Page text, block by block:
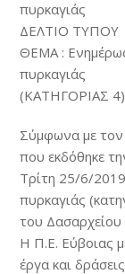
πυρκαγιάς
ΔΕΛΤΙΟ ΤΥΠΟΥ
ΘΕΜΑ :
πυρκαγιάς
(ΚΑΤΗΓΟΡΙΑΣ 4)
Σύμφωνα με τον
που εκδόθηκε
Τρίτη 25/6/
πυρκαγιάς
του Δασαρχείου
Η Π.Ε. Εύβοιας
έργα και